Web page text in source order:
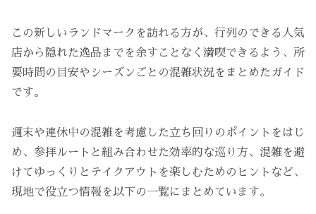
この新しいランドマークを訪れる方が、行列のできる人気
店から隠れた逸品までを余すことなく満喫できるよう、所
要時間の目安やシーズンごとの混雑状況をまとめたガイド
です。
週末や連休中の混雑を考慮した立ち回りのポイントをはじ
め、参拝ルートと組み合わせた効率的な巡り方、混雑を避
けてゆっくりとテイクアウトを楽しむためのヒントなど、
現地で役立つ情報を以下の一覧にまとめています。